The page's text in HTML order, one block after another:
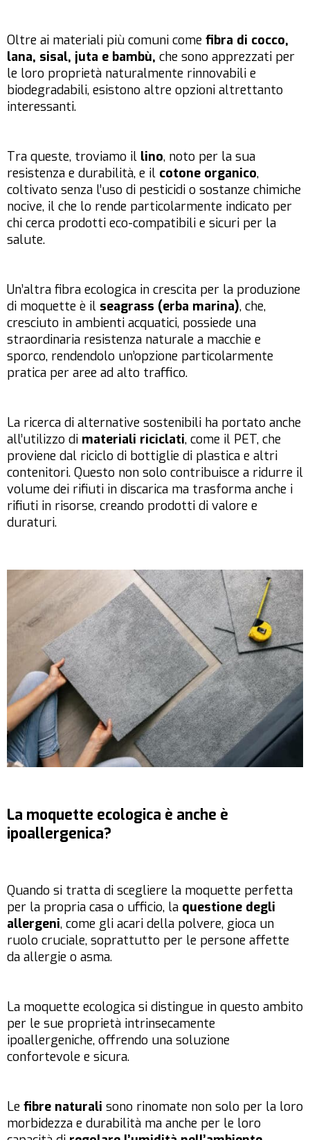
Oltre ai materiali più comuni come fibra di cocco,
lana, sisal, juta e bambù, che sono apprezzati per
le loro proprietà naturalmente rinnovabili e
biodegradabili, esistono altre opzioni altrettanto
interessanti.
Tra queste, troviamo il lino, noto per la sua
resistenza e durabilità, e il cotone organico,
coltivato senza l’uso di pesticidi o sostanze chimiche
nocive, il che lo rende particolarmente indicato per
chi cerca prodotti eco-compatibili e sicuri per la
salute.
Un’altra fibra ecologica in crescita per la produzione
di moquette è il seagrass (erba marina), che,
cresciuto in ambienti acquatici, possiede una
straordinaria resistenza naturale a macchie e
sporco, rendendolo un’opzione particolarmente
pratica per aree ad alto traffico.
La ricerca di alternative sostenibili ha portato anche
all’utilizzo di materiali riciclati, come il PET, che
proviene dal riciclo di bottiglie di plastica e altri
contenitori. Questo non solo contribuisce a ridurre il
volume dei rifiuti in discarica ma trasforma anche i
rifiuti in risorse, creando prodotti di valore e
duraturi.
La moquette ecologica è anche è
ipoallergenica?
Quando si tratta di scegliere la moquette perfetta
per la propria casa o ufficio, la questione degli
allergeni, come gli acari della polvere, gioca un
ruolo cruciale, soprattutto per le persone affette
da allergie o asma.
La moquette ecologica si distingue in questo ambito
per le sue proprietà intrinsecamente
ipoallergeniche, offrendo una soluzione
confortevole e sicura.
Le fibre naturali sono rinomate non solo per la loro
morbidezza e durabilità ma anche per le loro